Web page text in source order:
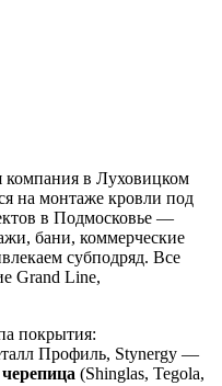
компания в Луховицком
на монтаже кровли под
в Подмосковье —
бани, коммерческие
субподряд. Все
Grand Line,
покрытия:
Профиль, Stynergy —
(Shinglas, Tegola,